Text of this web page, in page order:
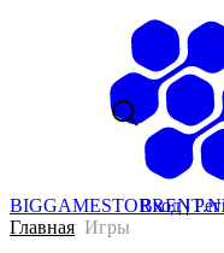
Вход|
Главная Игры